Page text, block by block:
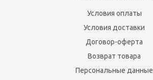
Условия оплаты
Условия доставки
Договор-оферта
Возврат товара
Персональные данные